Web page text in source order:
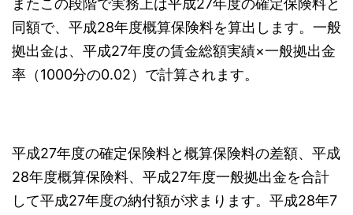
またこの段階で実務上は平成27年度の確定保険料と
同額で、平成28年度概算保険料を算出します。一般
拠出金は、平成27年度の賃金総額実績×一般拠出金
率（1000分の0.02）で計算されます。
平成27年度の確定保険料と概算保険料の差額、平成
28年度概算保険料、平成27年度一般拠出金を合計
して平成27年度の納付額が求まります。平成28年7